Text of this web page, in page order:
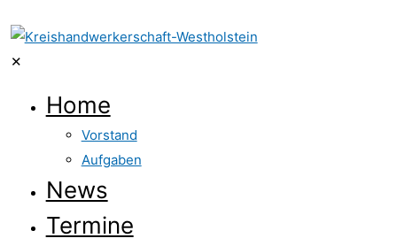
✕
Home
Vorstand
Aufgaben
News
Termine